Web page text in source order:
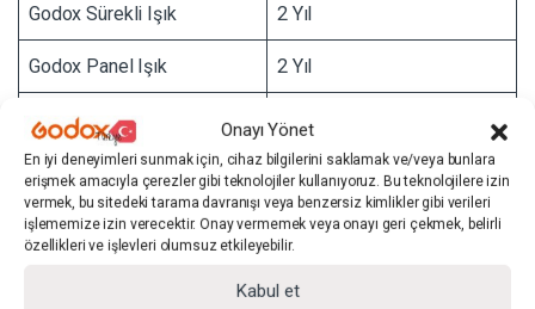
Onayı Yönet
En iyi deneyimleri sunmak için, cihaz bilgilerini saklamak ve/veya bunlara
erişmek amacıyla çerezler gibi teknolojiler kullanıyoruz. Bu teknolojilere izin
vermek, bu sitedeki tarama davranışı veya benzersiz kimlikler gibi verileri
işlememize izin verecektir. Onay vermemek veya onayı geri çekmek, belirli
özellikleri ve işlevleri olumsuz etkileyebilir.
Kabul et
Godox Sürekli Işık 2 Yıl
Godox Panel Işık 2 Yıl
Godox RGB Tüp Işık 2 Yıl
Godox Ring Işık 2 Yıl
Godox Aksesuarları 2 Yıl